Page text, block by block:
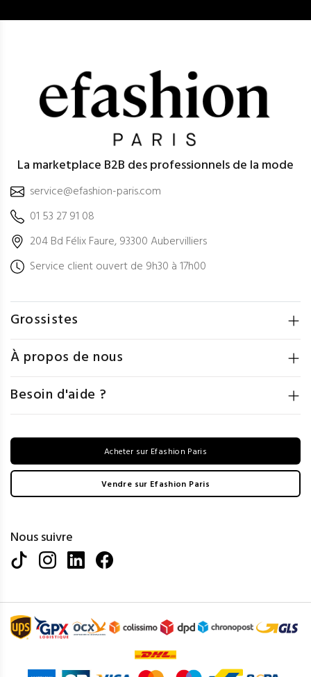
La marketplace B2B des professionnels de la mode
service@efashion-paris.com
01 53 27 91 08
204 Bd Félix Faure, 93300 Aubervilliers
Service client ouvert de 9h30 à 17h00
Grossistes
À propos de nous
Besoin d'aide ?
Acheter sur Efashion Paris
Vendre sur Efashion Paris
Nous suivre